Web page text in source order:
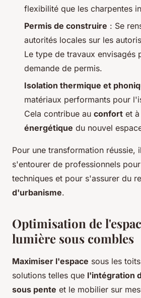
flexibilité que les charpentes
Permis de construire : Se
autorités locales sur les
Le type de travaux envisagés
demande de permis.
Isolation thermique et
matériaux performants pour
Cela contribue au confort et
énergétique du nouvel
Pour une transformation réussie,
s'entourer de professionnels
techniques et pour s'assurer du
d'urbanisme.
Optimisation de
lumière sous combles
Maximiser l'espace sous les
solutions telles que l'intégration
sous pente et le mobilier sur